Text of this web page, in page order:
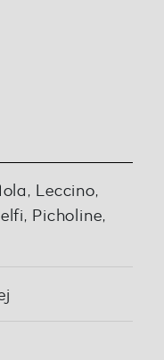
Leccino,
Picholine,